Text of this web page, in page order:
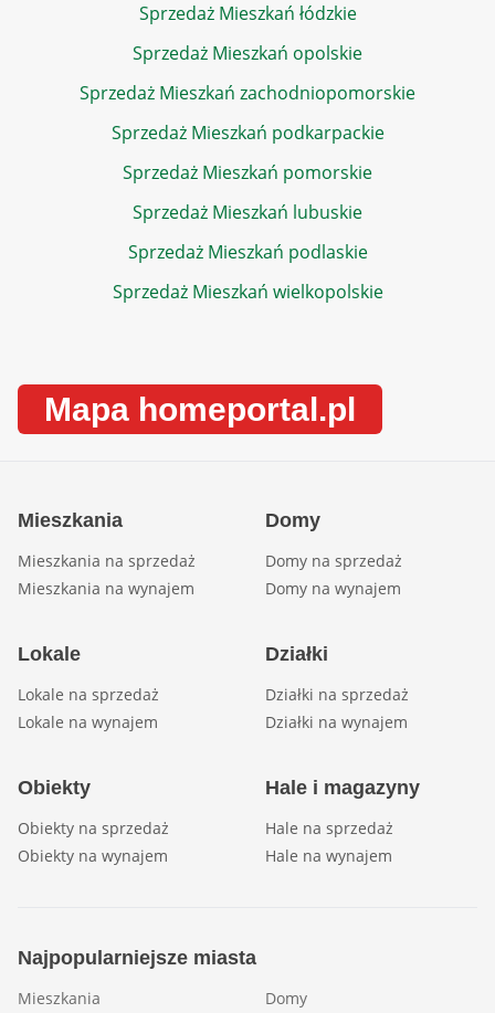
Sprzedaż Mieszkań łódzkie
Sprzedaż Mieszkań opolskie
Sprzedaż Mieszkań zachodniopomorskie
Sprzedaż Mieszkań podkarpackie
Sprzedaż Mieszkań pomorskie
Sprzedaż Mieszkań lubuskie
Sprzedaż Mieszkań podlaskie
Sprzedaż Mieszkań wielkopolskie
Mapa homeportal.pl
Mieszkania
Mieszkania na sprzedaż
Mieszkania na wynajem
Domy
Domy na sprzedaż
Domy na wynajem
Lokale
Lokale na sprzedaż
Lokale na wynajem
Działki
Działki na sprzedaż
Działki na wynajem
Obiekty
Obiekty na sprzedaż
Obiekty na wynajem
Hale i magazyny
Hale na sprzedaż
Hale na wynajem
Najpopularniejsze miasta
Mieszkania
Domy